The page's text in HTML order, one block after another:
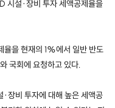
시설·장비 투자 세액공제율을
을 현재의 1%에서 일반 반도
국회에 요청하고 있다.
장비 투자에 대해 높은 세액공